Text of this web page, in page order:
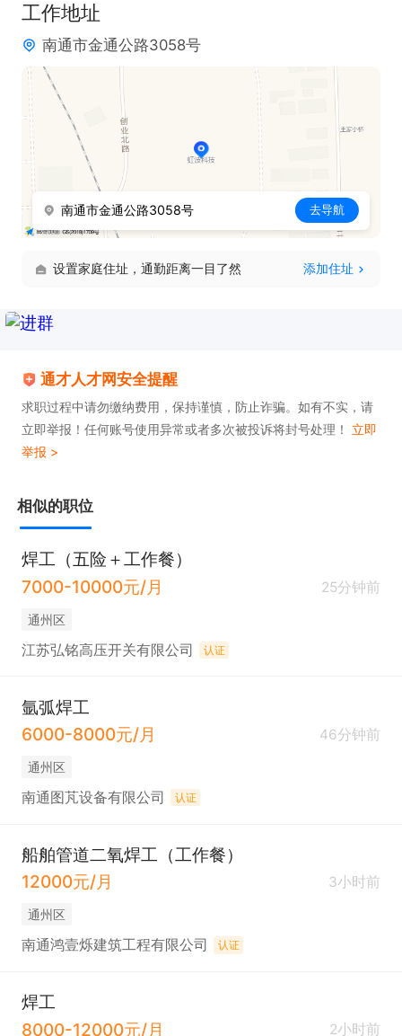
工作地址
南通市金通公路3058号
南通市金通公路3058号 去导航
设置家庭住址，通勤距离一目了然 添加住址
通才人才网安全提醒
求职过程中请勿缴纳费用，保持谨慎，防止诈骗。如有不实，请
立即举报！任何账号使用异常或者多次被投诉将封号处理！ 立即
举报 >
相似的职位
焊工（五险＋工作餐）
7000-10000元/月
25分钟前
通州区
江苏弘铭高压开关有限公司 认证
氩弧焊工
6000-8000元/月
46分钟前
通州区
南通图芃设备有限公司 认证
船舶管道二氧焊工（工作餐）
12000元/月
3小时前
通州区
南通鸿壹烁建筑工程有限公司 认证
焊工
8000-12000元/月
2小时前